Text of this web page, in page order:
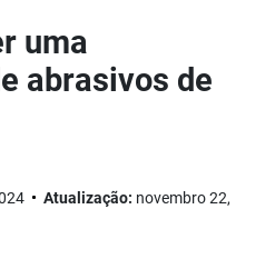
uma
abrasivos de
Atualização: novembro 22,